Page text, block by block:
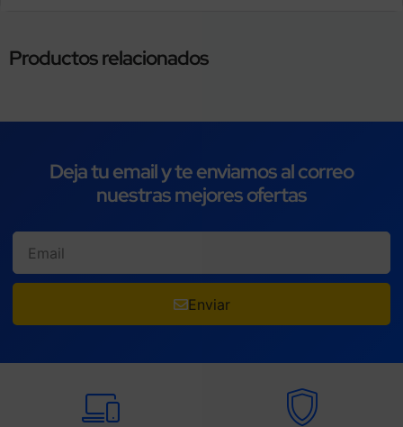
Productos relacionados
Deja tu email y te enviamos al correo
nuestras mejores ofertas
Enviar